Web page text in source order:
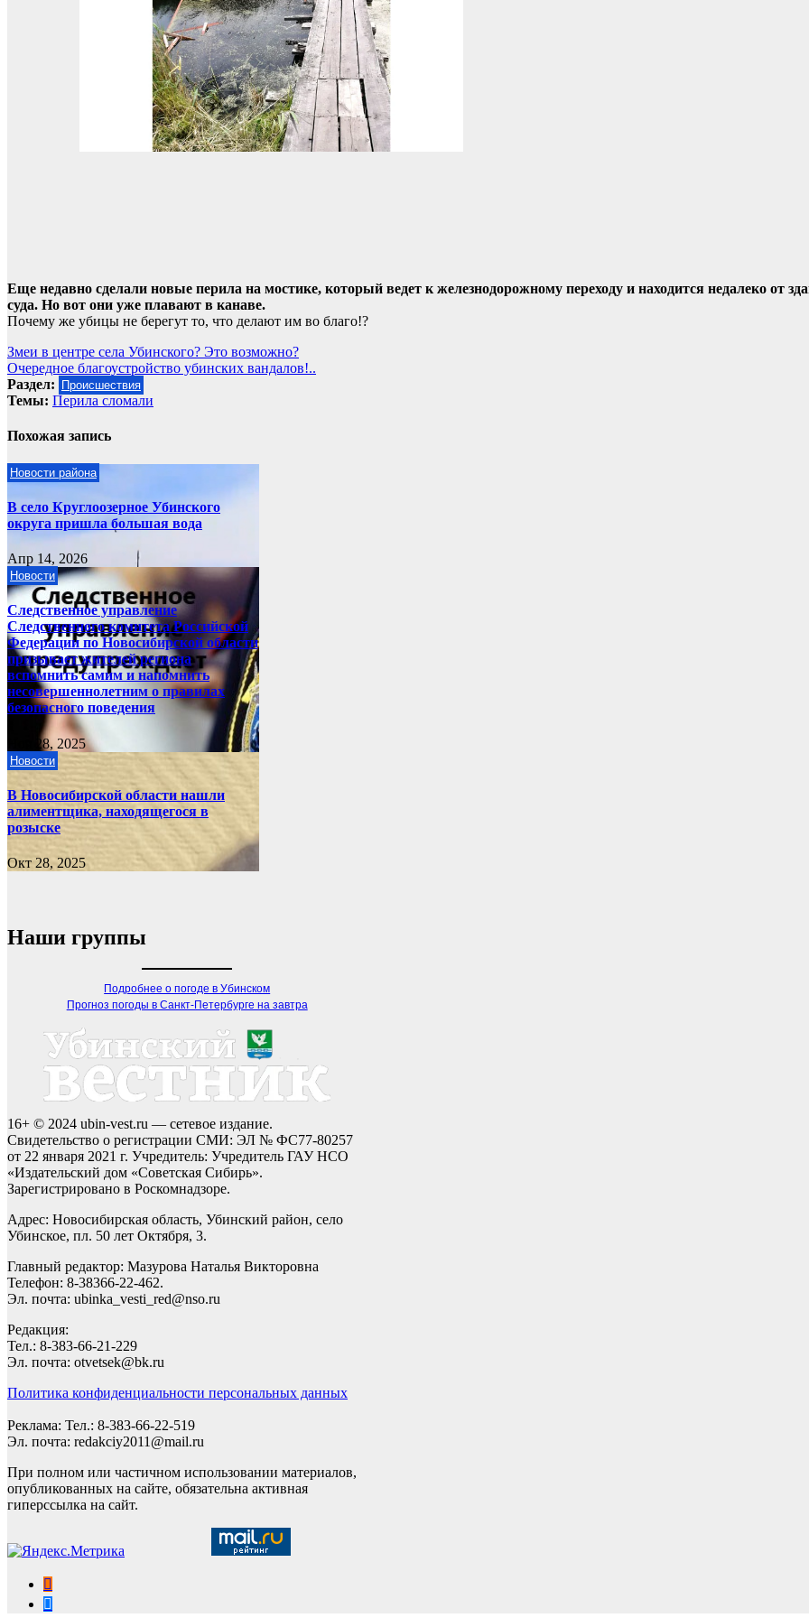
Еще недавно сделали новые перила на мостике, который ведет к железнодорожному переходу и находится недалеко от
суда. Но вот они уже плавают в канаве.
Почему же убицы не берегут то, что делают им во благо!?
Навигация
по
записям
Змеи в центре села Убинского? Это возможно?
Очередное благоустройство убинских вандалов!..
Раздел:
Происшествия
Темы: Перила сломали
Похожая запись
Новости района
В село Круглоозерное Убинского
округа пришла большая вода
Апр 14, 2026
Новости
Следственное управление
Следственного комитета Российской
Федерации по Новосибирской области
призывает жителей региона
вспомнить самим и напомнить
несовершеннолетним о правилах
безопасного поведения
Ноя 28, 2025
Новости
В Новосибирской области нашли
алиментщика, находящегося в
розыске
Окт 28, 2025
Наши группы
Подробнее о погоде в Убинском
Прогноз погоды в Санкт-Петербурге на завтра
16+ © 2024 ubin-vest.ru — сетевое издание.
Свидетельство о регистрации СМИ: ЭЛ № ФС77-80257
от 22 января 2021 г. Учредитель: Учредитель ГАУ НСО
«Издательский дом «Советская Сибирь».
Зарегистрировано в Роскомнадзоре.
Адрес: Новосибирская область, Убинский район, село
Убинское, пл. 50 лет Октября, 3.
Главный редактор: Мазурова Наталья Викторовна
Телефон: 8-38366-22-462.
Эл. почта: ubinka_vesti_red@nso.ru
Редакция:
Тел.: 8-383-66-21-229
Эл. почта: otvetsek@bk.ru
Политика конфиденциальности персональных данных
Реклама: Тел.: 8-383-66-22-519
Эл. почта: redakciy2011@mail.ru
При полном или частичном использовании материалов,
опубликованных на сайте, обязательна активная
гиперссылка на сайт.